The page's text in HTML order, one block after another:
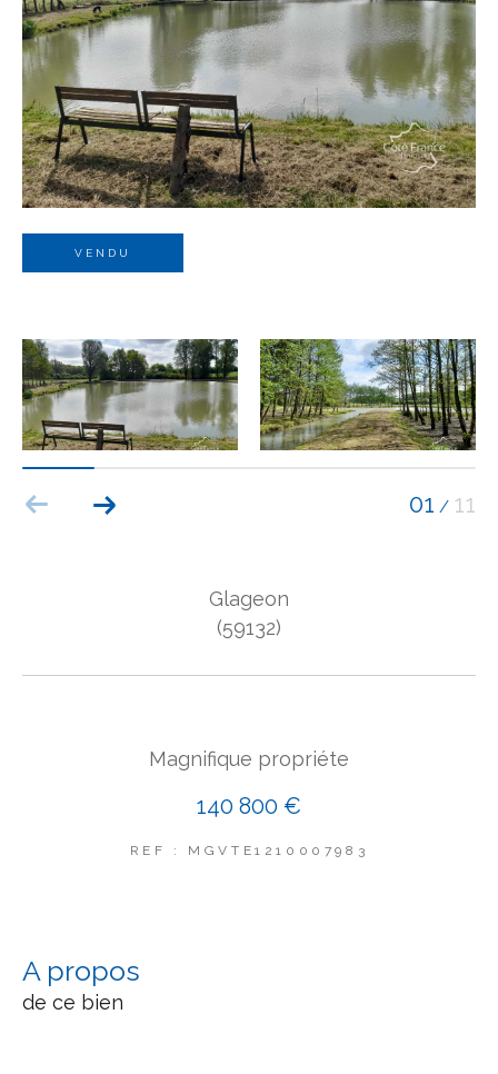
VENDU
01 / 11
Glageon
(59132)
Magnifique propriéte
140 800 €
REF : MGVTE1210007983
a propos
de ce bien
Budget
Budget
Surface
Surface
Pièces
Référence
AFFINER LES CRITÈRES
TERRASSE PARKING PISCINE